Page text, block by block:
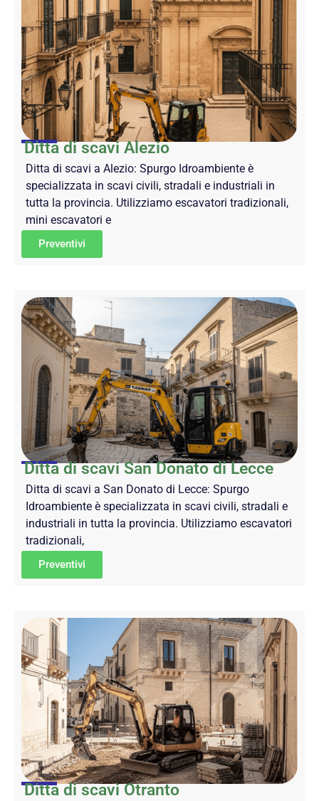
Ditta di scavi Alezio
Ditta di scavi a Alezio: Spurgo Idroambiente è
specializzata in scavi civili, stradali e industriali in
tutta la provincia. Utilizziamo escavatori tradizionali,
mini escavatori e
Preventivi
Ditta di scavi San Donato di Lecce
Ditta di scavi a San Donato di Lecce: Spurgo
Idroambiente è specializzata in scavi civili, stradali e
industriali in tutta la provincia. Utilizziamo escavatori
tradizionali,
Preventivi
Ditta di scavi Otranto